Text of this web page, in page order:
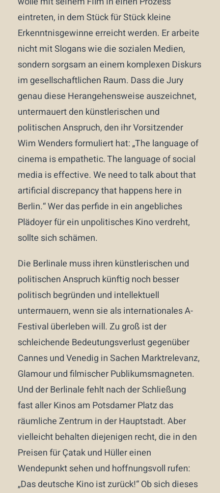
eintreten, in dem Stück für Stück kleine
Erkenntnisgewinne erreicht werden. Er arbeite
nicht mit Slogans wie die sozialen Medien,
sondern sorgsam an einem komplexen Diskurs
im gesellschaftlichen Raum. Dass die Jury
genau diese Herangehensweise auszeichnet,
untermauert den künstlerischen und
politischen Anspruch, den ihr Vorsitzender
Wim Wenders formuliert hat: „The language of
cinema is empathetic. The language of social
media is effective. We need to talk about that
artificial discrepancy that happens here in
Berlin.“ Wer das perfide in ein angebliches
Plädoyer für ein unpolitisches Kino verdreht,
sollte sich schämen.
Die Berlinale muss ihren künstlerischen und
politischen Anspruch künftig noch besser
politisch begründen und intellektuell
untermauern, wenn sie als internationales A-
Festival überleben will. Zu groß ist der
schleichende Bedeutungsverlust gegenüber
Cannes und Venedig in Sachen Marktrelevanz,
Glamour und filmischer Publikumsmagneten.
Und der Berlinale fehlt nach der Schließung
fast aller Kinos am Potsdamer Platz das
räumliche Zentrum in der Hauptstadt. Aber
vielleicht behalten diejenigen recht, die in den
Preisen für Çatak und Hüller einen
Wendepunkt sehen und hoffnungsvoll rufen:
„Das deutsche Kino ist zurück!“ Ob sich dieses